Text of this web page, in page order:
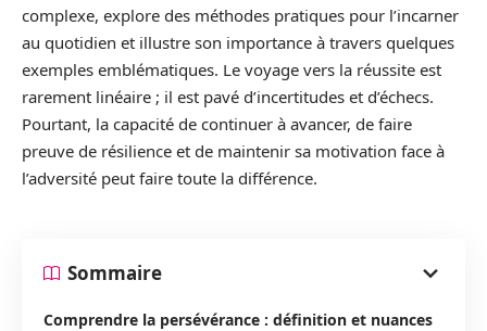
complexe, explore des méthodes pratiques pour l’incarner
au quotidien et illustre son importance à travers quelques
exemples emblématiques. Le voyage vers la réussite est
rarement linéaire ; il est pavé d’incertitudes et d’échecs.
Pourtant, la capacité de continuer à avancer, de faire
preuve de résilience et de maintenir sa motivation face à
l’adversité peut faire toute la différence.
Sommaire
Comprendre la persévérance : définition et nuances